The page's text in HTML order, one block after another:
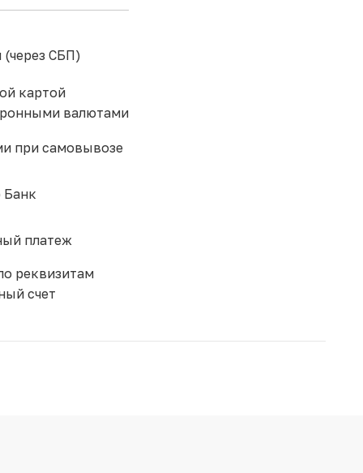
СБП)
картой
валютами
при самовывозе
Банк
платеж
реквизитам
счет